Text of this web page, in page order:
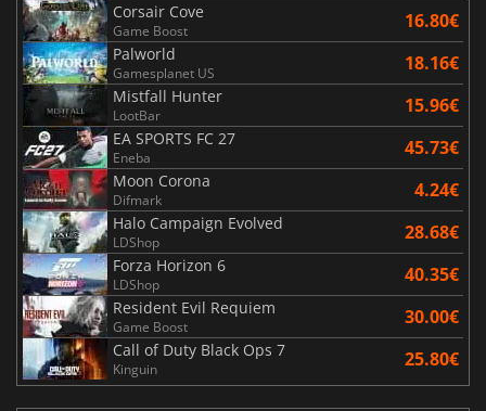
Corsair Cove
Game Boost 16.80€
Palworld
Gamesplanet US 18.16€
Mistfall Hunter
LootBar 15.96€
EA SPORTS FC 27
Eneba 45.73€
Moon Corona
Difmark 4.24€
Halo Campaign Evolved
LDShop 28.68€
Forza Horizon 6
LDShop 40.35€
Resident Evil Requiem
Game Boost 30.00€
Call of Duty Black Ops 7
Kinguin 25.80€